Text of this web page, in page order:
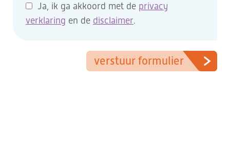
Ja, ik ga akkoord met de privacy
verklaring en de disclaimer.
verstuur formulier